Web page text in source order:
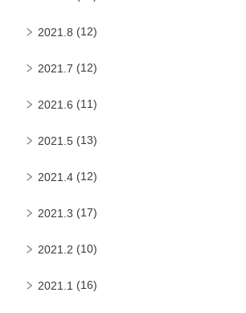
2021.8 (12)
2021.7 (12)
2021.6 (11)
2021.5 (13)
2021.4 (12)
2021.3 (17)
2021.2 (10)
2021.1 (16)